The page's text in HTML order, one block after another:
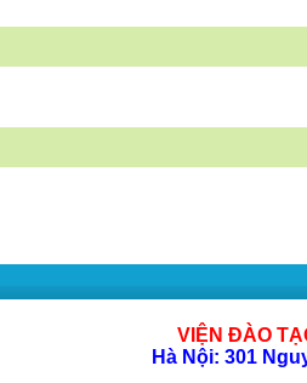
VIỆN ĐÀO
Hà Nội: 301